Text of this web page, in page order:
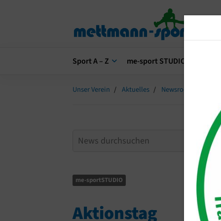
Sport A – Z me-sport STUDIO
Unser Verein Aktuelles Newsroom
me-sportSTUDIO
Aktionstag